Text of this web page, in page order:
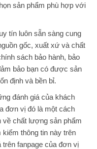
sản phẩm phù hợp với
tín luôn sẵn sàng cung
gốc, xuất xứ và chất
sách bảo hành, bảo
bảo bạn có được sản
định và bền bỉ.
đánh giá của khách
đơn vị đó là một cách
về chất lượng sản phẩm
thông tin này trên
fanpage của đơn vị